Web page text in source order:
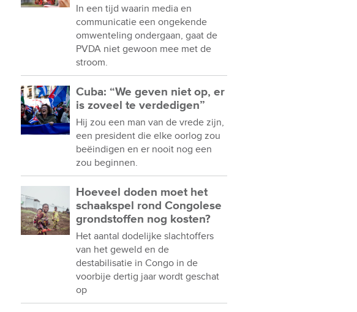
In een tijd waarin media en
communicatie een ongekende
omwenteling ondergaan, gaat de
PVDA niet gewoon mee met de
stroom.
Cuba: “We geven niet op, er
is zoveel te verdedigen”
Hij zou een man van de vrede zijn,
een president die elke oorlog zou
beëindigen en er nooit nog een
zou beginnen.
Hoeveel doden moet het
schaakspel rond Congolese
grondstoffen nog kosten?
Het aantal dodelijke slachtoffers
van het geweld en de
destabilisatie in Congo in de
voorbije dertig jaar wordt geschat
op